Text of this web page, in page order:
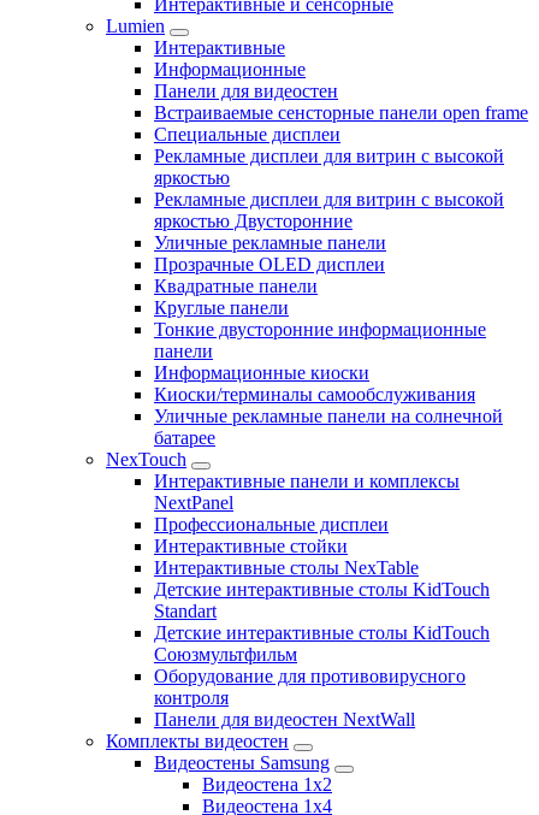
Lumien
Интерактивные
Информационные
Панели для видеостен
Встраиваемые сенсторные панели open frame
Специальные дисплеи
Рекламные дисплеи для витрин с высокой
яркостью
Рекламные дисплеи для витрин с высокой
яркостью Двусторонние
Уличные рекламные панели
Прозрачные OLED дисплеи
Квадратные панели
Круглые панели
Тонкие двусторонние информационные
панели
Информационные киоски
Киоски/терминалы самообслуживания
Уличные рекламные панели на солнечной
батарее
NexTouch
Интерактивные панели и комплексы
NextPanel
Профессиональные дисплеи
Интерактивные стойки
Интерактивные столы NexTable
Детские интерактивные столы KidTouch
Standart
Детские интерактивные столы KidTouch
Союзмультфильм
Оборудование для противовирусного
контроля
Панели для видеостен NextWall
Комплекты видеостен
Видеостены Samsung
Видеостена 1x2
Видеостена 1x4